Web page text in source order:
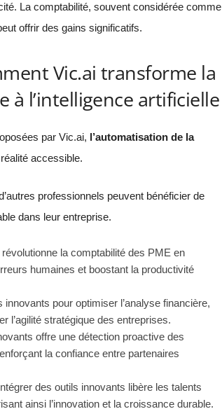
La comptabilité, souvent considérée comme
offrir des gains significatifs.
Vic.ai transforme la
à l’intelligence artificielle
par Vic.ai, l’automatisation de la
accessible.
professionnels peuvent bénéficier de
dans leur entreprise.
la comptabilité des PME en
humaines et boostant la productivité
pour optimiser l’analyse financière,
l’agilité stratégique des entreprises.
offre une détection proactive des
la confiance entre partenaires
des outils innovants libère les talents
ainsi l’innovation et la croissance durable.